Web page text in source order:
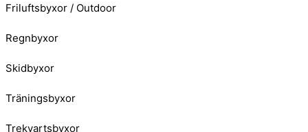
Friluftsbyxor / Outdoor
Regnbyxor
Skidbyxor
Träningsbyxor
Trekvartsbyxor